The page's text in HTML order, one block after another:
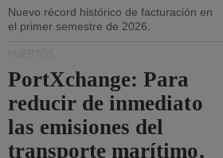
Nuevo récord histórico de facturación en
el primer semestre de 2026.
PortXchange: Para
reducir de inmediato
las emisiones del
transporte marítimo,